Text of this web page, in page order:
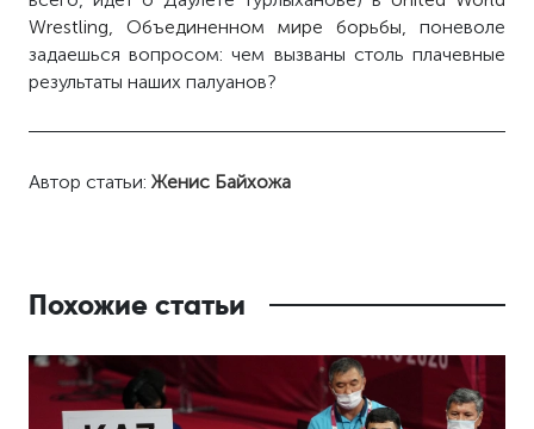
Wrestling, Объединенном мире борьбы,
поневоле
задаешься вопросом: чем вызваны столь плачевные
результаты наших палуанов?
Автор статьи:Женис Байхожа
Похожие статьи